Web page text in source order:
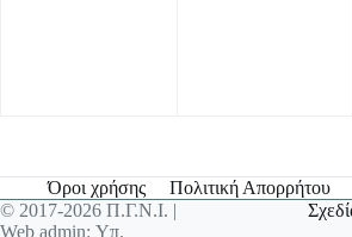
Όροι χρήσης Πολιτική Απορρήτου
© 2017-2026 Π.Γ.Ν.Ι. |
Web admin: Υπ.